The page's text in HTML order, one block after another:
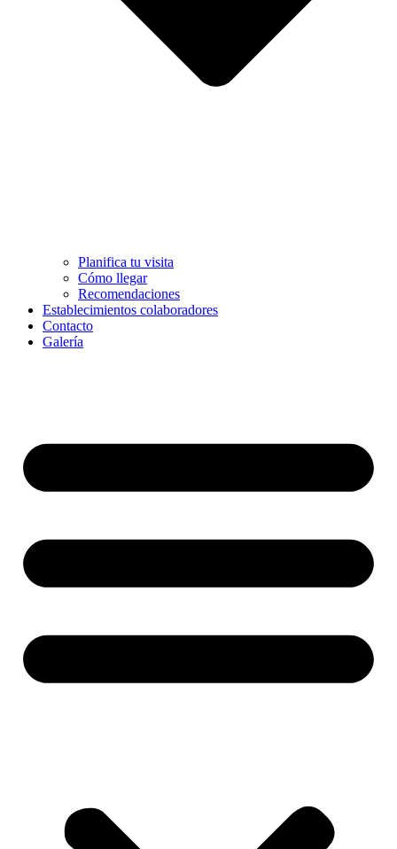
Planifica tu visita
Cómo llegar
Recomendaciones
Establecimientos colaboradores
Contacto
Galería